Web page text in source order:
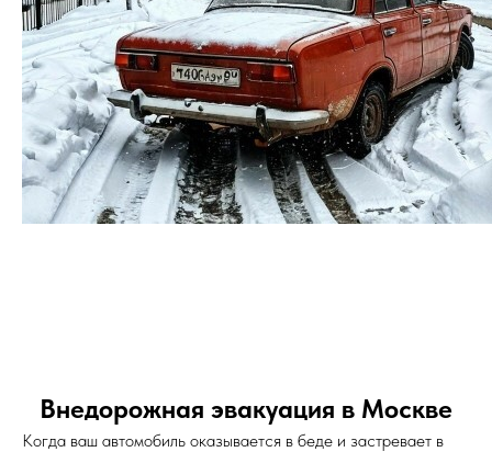
Внедорожная эвакуация в Москве
Когда ваш автомобиль оказывается в беде и застревает в